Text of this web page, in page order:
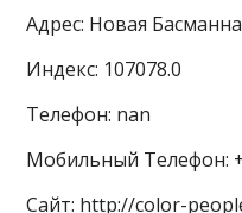
Адрес: Новая
Индекс: 107078.0
Телефон: nan
Мобильный Телефон:
Сайт: http://color-